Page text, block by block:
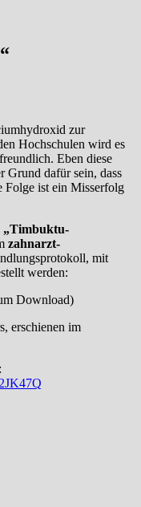
zur
Hochschulen wird es
Eben diese
Grund dafür sein, dass
Folge ist ein Misserfolg
„Timbuktu-
zahnarzt-
mit
werden:
Download)
erschienen im